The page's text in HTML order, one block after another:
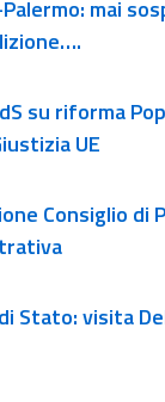
mai
su riforma
UE
Consiglio di
Stato: visita